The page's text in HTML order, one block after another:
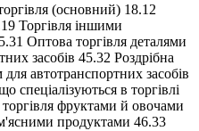
(основний) 18.12
Торгівля іншими
Оптова торгівля деталями
засобів 45.32 Роздрібна
автотранспортних засобів
спеціалізуються в торгівлі
фруктами й овочами
продуктами 46.33